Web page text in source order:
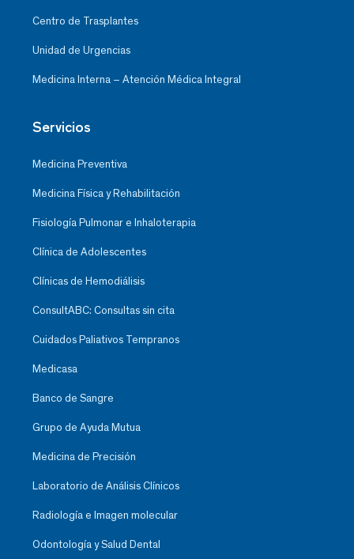
Centro de Trasplantes
Unidad de Urgencias
Medicina Interna – Atención Médica Integral
Servicios
Medicina Preventiva
Medicina Física y Rehabilitación
Fisiología Pulmonar e Inhaloterapia
Clínica de Adolescentes
Clínicas de Hemodiálisis
ConsultABC: Consultas sin cita
Cuidados Paliativos Tempranos
Medicasa
Banco de Sangre
Grupo de Ayuda Mutua
Medicina de Precisión
Laboratorio de Análisis Clínicos
Radiología e Imagen molecular
Odontología y Salud Dental